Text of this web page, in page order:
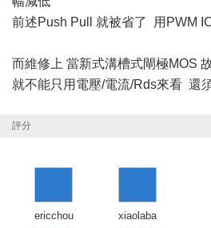
前述Push Pull 就被省了 用PWM
而維修上 當新式溝槽式閘極MOS
就不能只用電壓/電流/Rds來看 還
評分
ericchou
xiaolaba